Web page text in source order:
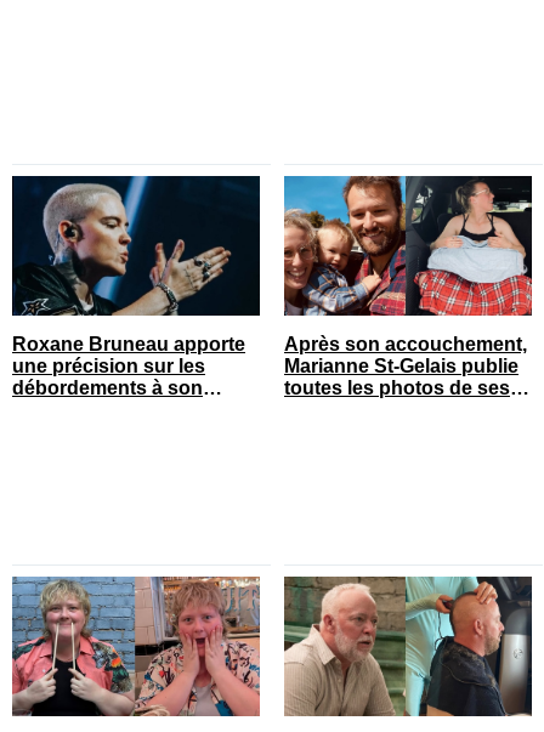
Roxane Bruneau apporte
une précision sur les
débordements à son
Après son accouchement,
Marianne St-Gelais publie
toutes les photos de ses